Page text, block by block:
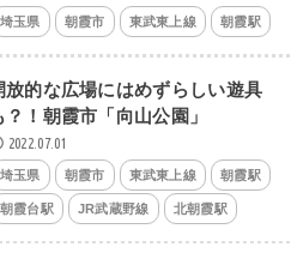
埼玉県 朝霞市 東武東上線 朝霞駅
放的な広場にはめずらしい遊具
？！朝霞市「向山公園」
2022.07.01
埼玉県 朝霞市 東武東上線 朝霞駅
朝霞台駅 JR武蔵野線 北朝霞駅